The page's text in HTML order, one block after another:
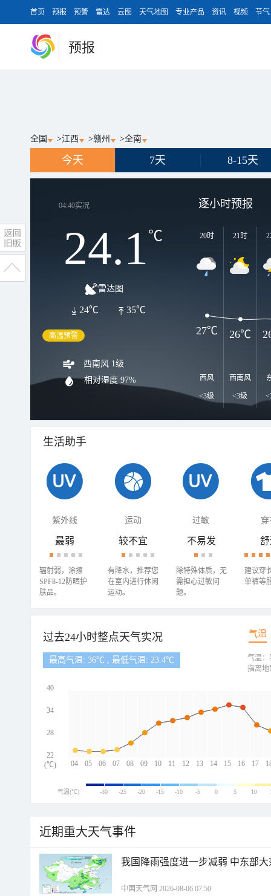
首页 预报 预警 雷达 云图 天气地图 专业产品 资讯 视频 节气
预报
全国 >江西 >赣州 >全南
今天 7天 8-15天
04:40实况
24.1℃
雷达图
35℃
24℃
高温预警
西南风 1级
相对湿度 97%
逐小时预报
20时
西风
<3级
21时
西南风
<3级
27℃ 26℃
生活助手
紫外线 运动 过敏 穿
最弱
辐射弱，涂擦
SPF8-12防晒护
肤品。
较不宜
有降水，推荐您
在室内进行休闲
运动。
不易发
除特殊体质，无
需担心过敏问
题。
建议穿
单裤等
过去24小时整点天气实况 气温
最高气温: 36℃ , 最低气温: 23.4℃
04 05 06 07 08 09 10 11 12 13 14 15 16 17
40
34
28
22
(℃)
气温：
指离地
气温(℃) -30 -25 -20 -15 -10 -5 0 5 10
近期重大天气事件
我国降雨强度进一步减弱 中东部
中国天气网 2026-08-06 07:50